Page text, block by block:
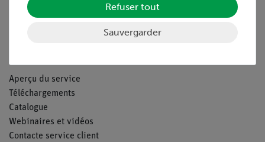
Déclaration de confidentialité
Aperçu du service
Téléchargements
Catalogue
Webinaires et vidéos
Contacte service client
Refuser tout
Sauvergarder